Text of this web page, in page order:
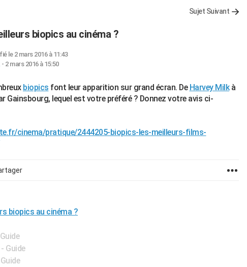
Sujet Suivant
biopics au cinéma ?
le 2 mars 2016 à 11:43
- 2 mars 2016 à 15:50
biopics font leur apparition sur grand écran. De Harvey Milkà
Gainsbourg, lequel est votre préféré ? Donnez votre avis ci-
cinema/pratique/2444205-biopics-les-meilleurs-films-
biopics au cinéma ?
- Guide